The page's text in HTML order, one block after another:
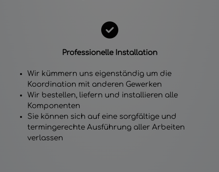
Professionelle Installation
Wir kümmern uns eigenständig um die
Koordination mit anderen Gewerken
Wir bestellen, liefern und installieren alle
Komponenten
Sie können sich auf eine sorgfältige und
termingerechte Ausführung aller Arbeiten
verlassen